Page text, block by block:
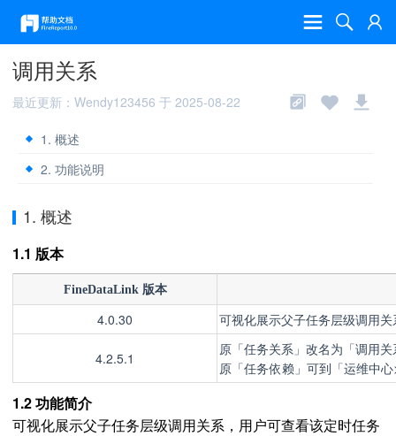
调用关系
最近更新：Wendy123456 于 2025-08-22
1. 概述
2. 功能说明
1. 概述
1.1 版本
FineDataLink 版本
4.0.30 可视化展示父子任务层级调用
4.2.5.1
原「任务关系」改名为「调用
原「任务依赖」可到「运维中
1.2 功能简介
可视化展示父子任务层级调用关系，用户可查看该定时任务